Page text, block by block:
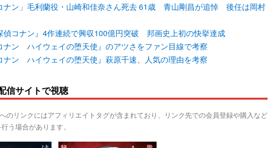
ナン」毛利蘭役・山崎和佳奈さん死去 61歳 青山剛昌が追悼 後任は岡村
偵コナン』4作連続で興収100億円突破 邦画史上初の快挙達成
ナン ハイウェイの堕天使』のアツさをファン目線で考察
ナン ハイウェイの堕天使』萩原千速、人気の理由を考察
信サイトで視聴
のリンクにはアフィリエイトタグが含まれており、リンク先での会員登録や購入など
う場合があります。